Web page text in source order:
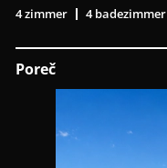
4 zimmer 4 badezimmer
Poreč